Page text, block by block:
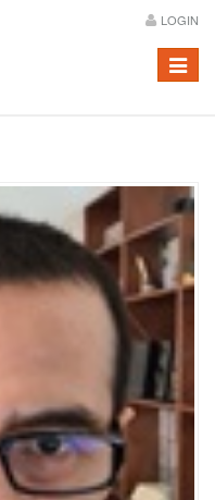
LOGIN
Menú